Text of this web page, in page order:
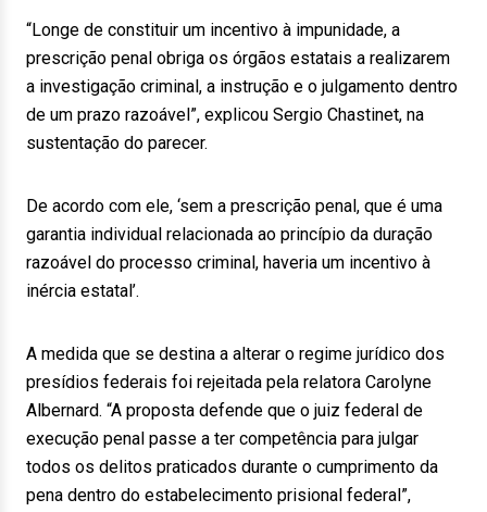
“Longe de constituir um incentivo à impunidade, a
prescrição penal obriga os órgãos estatais a realizarem
a investigação criminal, a instrução e o julgamento dentro
de um prazo razoável”, explicou Sergio Chastinet, na
sustentação do parecer.
De acordo com ele, ‘sem a prescrição penal, que é uma
garantia individual relacionada ao princípio da duração
razoável do processo criminal, haveria um incentivo à
inércia estatal’.
A medida que se destina a alterar o regime jurídico dos
presídios federais foi rejeitada pela relatora Carolyne
Albernard. “A proposta defende que o juiz federal de
execução penal passe a ter competência para julgar
todos os delitos praticados durante o cumprimento da
pena dentro do estabelecimento prisional federal”,